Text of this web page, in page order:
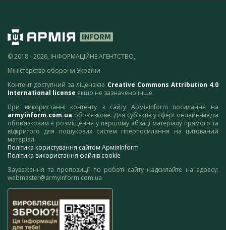
© 2018 - 2026, ІНФОРМАЦІЙНЕ АГЕНТСТВО,
Міністерство оборони України
Контент доступний за ліцензією Creative Commons Attribution 4.0
International license якщо не зазначено інше.
При використанні контенту з сайту АрміяInform посилання на
armyinform.com.ua обов’язкове. Для суб’єктів у сфері онлайн-медіа
обов’язковим є розміщення у першому абзаці матеріалу прямого та
відкритого для пошукових систем гіперпосилання на цитований
матеріал.
Політика користування сайтом АрміяInform
Політика використання файлів cookie
Зауваження та пропозиції по роботі сайту надсилайте на адресу:
webmaster@armyinform.com.ua